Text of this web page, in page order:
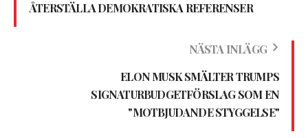
ÅTERSTÄLLA DEMOKRATISKA REFERENSER
NÄSTA INLÄGG
ELON MUSK SMÄLTER TRUMPS
SIGNATURBUDGETFÖRSLAG SOM EN
"MOTBJUDANDE STYGGELSE"